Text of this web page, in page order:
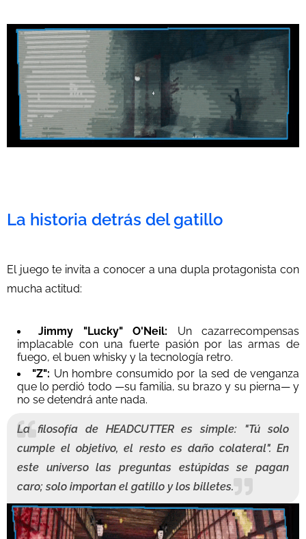
La historia detrás del gatillo
El juego te invita a conocer a una dupla protagonista con
mucha actitud:
Jimmy "Lucky" O'Neil: Un cazarrecompensas
implacable con una fuerte pasión por las armas de
fuego, el buen whisky y la tecnología retro.
"Z": Un hombre consumido por la sed de venganza
que lo perdió todo —su familia, su brazo y su pierna— y
no se detendrá ante nada.
La filosofía de HEADCUTTER es simple: "Tú solo
cumple el objetivo, el resto es daño colateral". En
este universo las preguntas estúpidas se pagan
caro; solo importan el gatillo y los billetes.